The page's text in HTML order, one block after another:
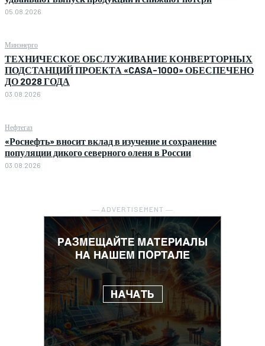
05.08.2026
Минэнерго
ТЕХНИЧЕСКОЕ ОБСЛУЖИВАНИЕ КОНВЕРТОРНЫХ
ПОДСТАНЦИЙ ПРОЕКТА «CASA-1000» ОБЕСПЕЧЕНО
ДО 2028 ГОДА
03.08.2026
Нефтегаз
«Роснефть» вносит вклад в изучение и сохранение
популяции дикого северного оленя в России
03.08.2026
― ADVERTISEMENT ―